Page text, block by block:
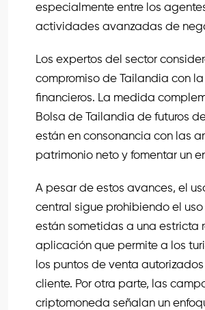
especialmente entre los
actividades avanzadas de
Los expertos del sector
compromiso de Tailandia con
financieros. La medida
Bolsa de Tailandia de futuros
están en consonancia con las
patrimonio neto y fomentar un
A pesar de estos avances, el
central sigue prohibiendo el
están sometidas a una estricta
aplicación que permite a los
los puntos de venta
cliente. Por otra parte, las
criptomoneda señalan un